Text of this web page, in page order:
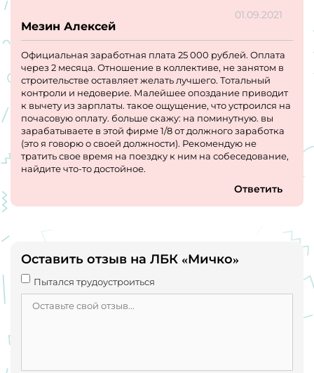
01.09.2021
Мезин Алексей
Официальная заработная плата 25 000 рублей. Оплата
через 2 месяца. Отношение в коллективе, не занятом в
строительстве оставляет желать лучшего. Тотальный
контроли и недоверие. Малейшее опоздание приводит
к вычету из зарплаты. такое ощущение, что устроился на
почасовую оплату. больше скажу: на поминутную. вы
зарабатываете в этой фирме 1/8 от должного заработка
(это я говорю о своей должности). Рекомендую не
тратить свое время на поездку к ним на собеседование,
найдите что-то достойное.
Ответить
Оставить отзыв на ЛБК «Мичко»
Пытался трудоустроиться